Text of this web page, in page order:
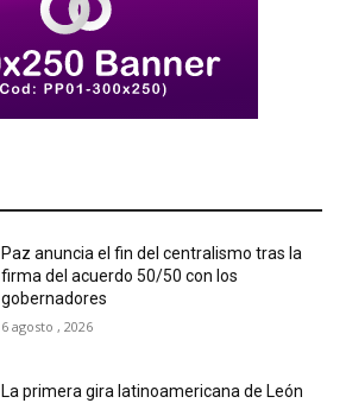
Paz anuncia el fin del centralismo tras la
firma del acuerdo 50/50 con los
gobernadores
6 agosto , 2026
La primera gira latinoamericana de León